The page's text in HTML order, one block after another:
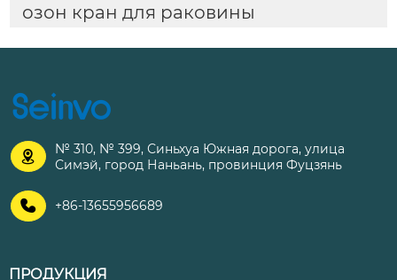
озон кран для раковины

№ 310, № 399, Синьхуа Южная дорога, улица
Симэй, город Наньань, провинция Фуцзянь
 +86-13655956689
ПРОДУКЦИЯ